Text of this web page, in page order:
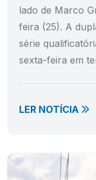
lado de Marco
feira (25). A
série
sexta-feira em
LER NOTÍCIA